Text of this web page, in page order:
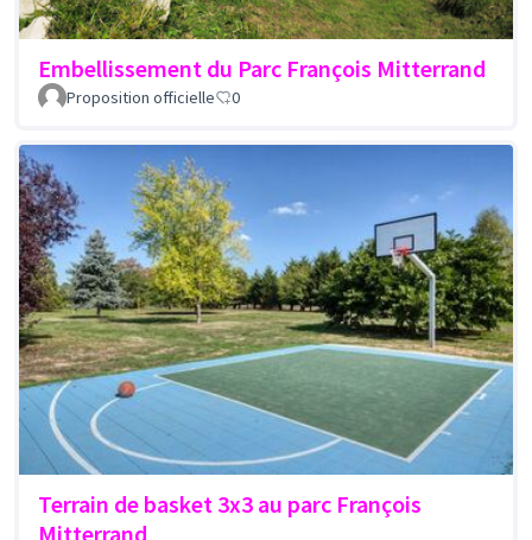
Embellissement du Parc François Mitterrand
Proposition officielle 0
Terrain de basket 3x3 au parc François
Mitterrand